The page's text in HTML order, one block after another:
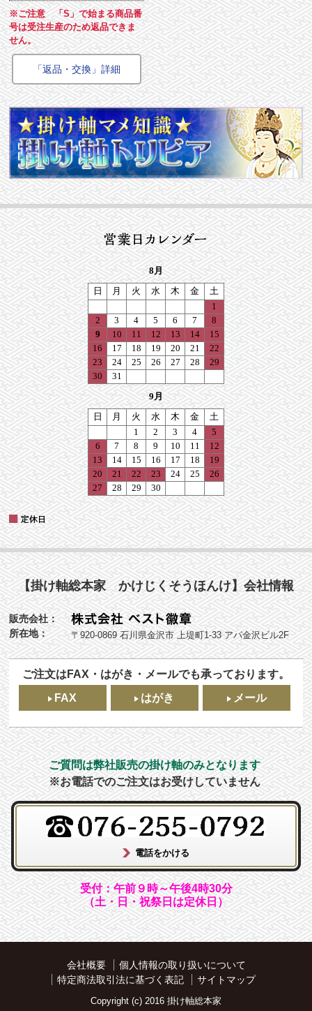
※ご注意 「S」で始まる商品番
号は受注生産のため返品できま
せん。
「返品・交換」詳細
【掛け軸総本家 かけじくそうほんけ】会社情報
販売会社：
所在地：
〒920-0869 石川県金沢市 上堤町1-33 アパ金沢ビル2F
ご注文はFAX・はがき・メールでも承っております。
FAX
はがき メール
ご質問は弊社販売の掛け軸のみとなります
※お電話でのご注文はお受けしていません
受付：午前９時～午後4時30分
（土・日・祝祭日は定休日）
会社概要
個人情報の取り扱いについて
特定商法取引法に基づく表記
サイトマップ
Copyright (c) 2016 掛け軸総本家